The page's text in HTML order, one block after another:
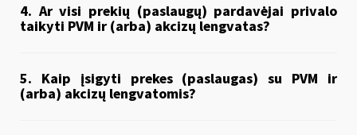
4. Ar visi prekių (paslaugų) pardavėjai privalo
taikyti PVM ir (arba) akcizų lengvatas?
5. Kaip įsigyti prekes (paslaugas) su PVM ir
(arba) akcizų lengvatomis?